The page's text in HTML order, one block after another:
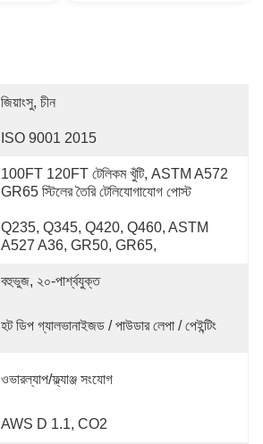
জিয়াংসু, চীন
ISO 9001 2015
100FT 120FT টেলিকম খুঁটি, ASTM A572
GR65 স্টিলের তৈরি টেলিযোগাযোগ পোস্ট
Q235, Q345, Q420, Q460, ASTM
A527 A36, GR50, GR65,
বহুভুজ, ২০-পার্শ্বযুক্ত
হট ডিপ গ্যালভানাইজড / পাউডার লেপা / পেইন্টিং
ওভারল্যাপ/ফ্ল্যাঞ্জ সংযোগ
AWS D 1.1, CO2